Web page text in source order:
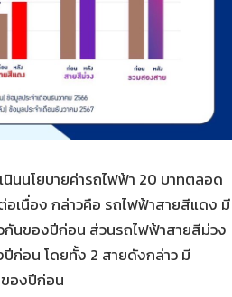
นินนโยบายค่ารถไฟฟ้า 20 บาทตลอด
อเนื่อง กล่าวคือ รถไฟฟ้าสายสีแดง มี
กันของปีก่อน ส่วนรถไฟฟ้าสายสีม่วง
ก่อน โดยทั้ง 2 สายดังกล่าว มี
องปีก่อน